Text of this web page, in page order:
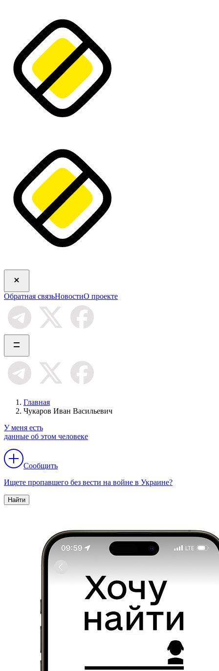
Обратная связьНовостиО проекте
Главная
Чукаров Иван Васильевич
У меня есть
данные об этом человеке
Сообщить
Ищете пропавшего без вести на войне в Украине?
Найти